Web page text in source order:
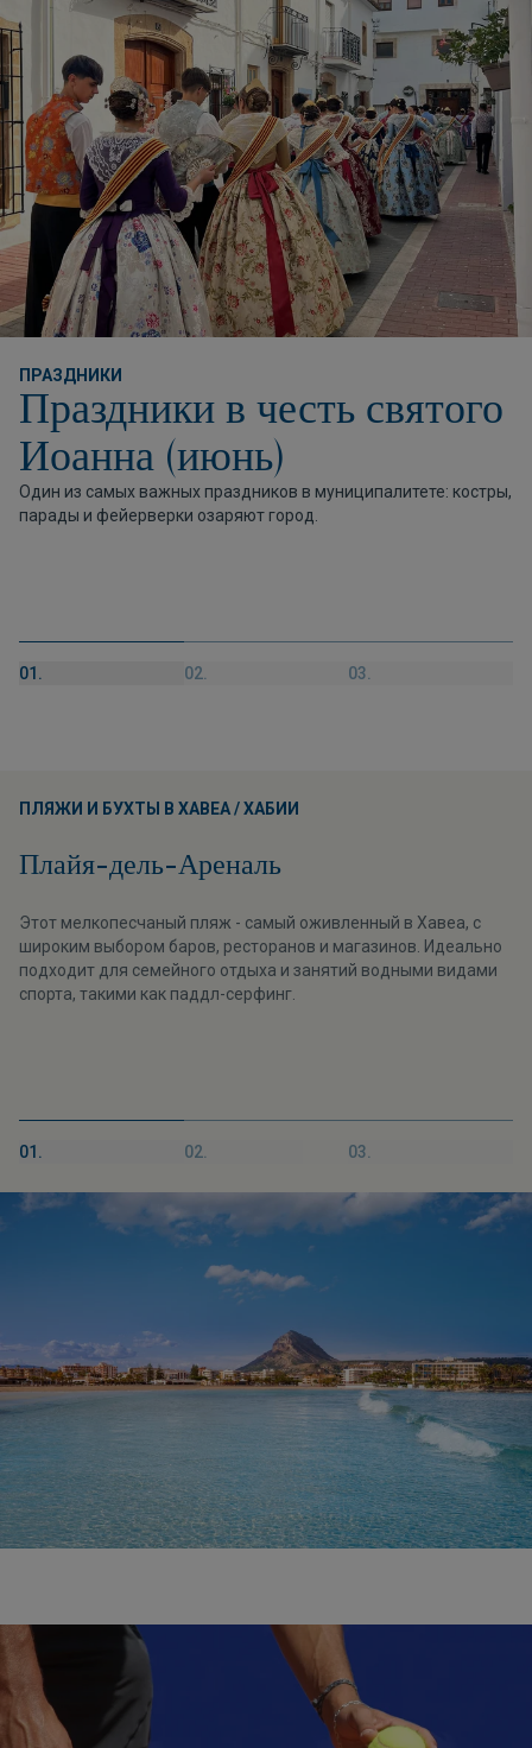
ПРАЗДНИКИ
Праздники в честь святого
Иоанна (июнь)
Один из самых важных праздников в муниципалитете: костры,
парады и фейерверки озаряют город.
01. 02. 03.
ПЛЯЖИ И БУХТЫ В ХАВЕА / ХАБИИ
Плайя-дель-Ареналь
Этот мелкопесчаный пляж - самый оживленный в Хавеа, с
широким выбором баров, ресторанов и магазинов. Идеально
подходит для семейного отдыха и занятий водными видами
спорта, такими как паддл-серфинг.
01. 02. 03.